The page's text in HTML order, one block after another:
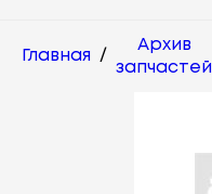
Главная /
Архив
запчастей